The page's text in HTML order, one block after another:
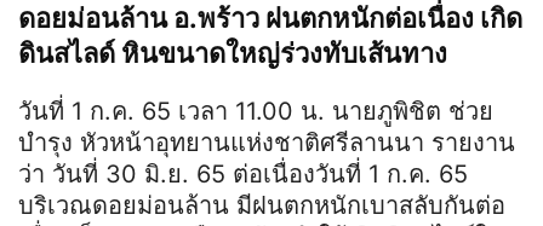
ดอยม่อนล้าน​ อ.พร้าว​ ฝนตกหนักต่อเนื่อง​ เกิด
ดินสไลด์​ หินขนาดใหญ่​ร่วงทับเส้นทาง
วันที่​ 1 ก.ค.​ 65​ เวลา​ 11.00​ น.​ นายภูพิชิต ช่วย
บำรุง หัวหน้าอุทยานแห่งชาติศรีลานนา รายงาน
ว่า​ วันที่ 30​ มิ.ย.​ 65 ต่อเนื่องวันที่ 1​ ก.ค.​ 65​
บริเวณดอยม่อนล้าน มีฝนตกหนักเบาสลับกันต่อ